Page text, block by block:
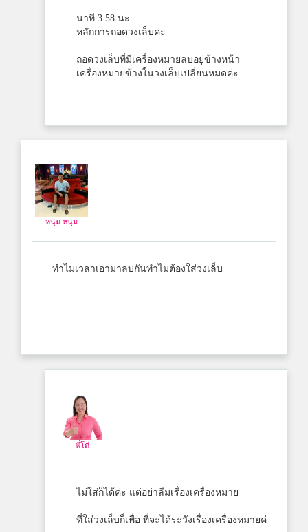
นาที 3:58 นะ
หลักการถอดวงเล็บค่ะ
ถอดวงเล็บที่มีเครื่องหมายลบอยู่ข้างหน้า
เครื่องหมายข้างในวงเล็บเปลี่ยนหมดค่ะ
หนุ่ม หนุ่ม
ทำไมเวลาเอามาลบกันทำไมต้องใส่วงเล็บ
พี่โต๋
ไม่ใส่ก็ได้ค่ะ แต่อย่าลืมเรื่องเครื่องหมาย
ที่ใส่วงเล็บก็เพื่อ ที่จะได้ระวังเรื่องเครื่องหมายค่